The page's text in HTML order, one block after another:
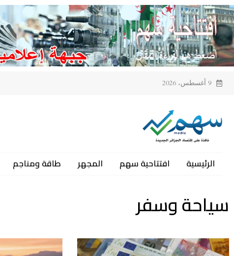
9 أغسطس، 2026
الرئيسية افتتاحية سهم المجهر طاقة ومناجم
سياحة وسفر